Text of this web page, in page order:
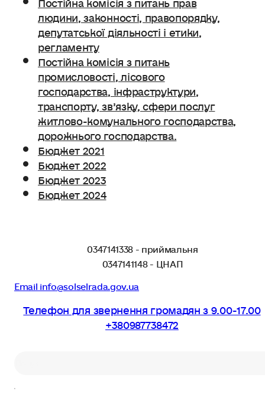
людини, законності, правопорядку,
депутатської діяльності і етики,
регламенту
Постійна комісія з питань
промисловості, лісового
господарства, інфраструктури,
транспорту, зв’язку, сфери послуг
житлово-комунального господарства,
дорожнього господарства.
Бюджет 2021
Бюджет 2022
Бюджет 2023
Бюджет 2024
0347141338 - приймальня
0347141148 - ЦНАП
Email info@solselrada.gov.ua
Телефон для звернення громадян з 9.00-17.00
+380987738472